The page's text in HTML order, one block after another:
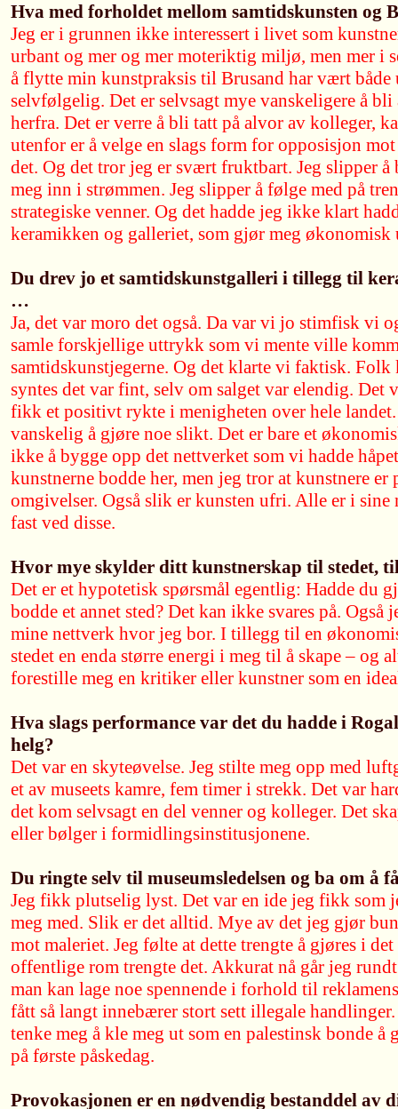
Hva med forholdet mellom samtidskunsten og
Jeg er i grunnen ikke interessert i livet som
urbant og mer og mer moteriktig miljø, men mer i
å flytte min kunstpraksis til Brusand har vært både
selvfølgelig. Det er selvsagt mye vanskeligere å
herfra. Det er verre å bli tatt på alvor av kolleger,
utenfor er å velge en slags form for opposisjon
det. Og det tror jeg er svært fruktbart. Jeg slipper å
meg inn i strømmen. Jeg slipper å følge med på
strategiske venner. Og det hadde jeg ikke klart
keramikken og galleriet, som gjør meg økonomisk
Du drev jo et samtidskunstgalleri i tillegg til
…
Ja, det var moro det også. Da var vi jo stimfisk vi
samle forskjellige uttrykk som vi mente ville
samtidskunstjegerne. Og det klarte vi faktisk.
syntes det var fint, selv om salget var elendig.
fikk et positivt rykte i menigheten over hele
vanskelig å gjøre noe slikt. Det er bare et
ikke å bygge opp det nettverket som vi hadde
kunstnerne bodde her, men jeg tror at kunstnere er
omgivelser. Også slik er kunsten ufri. Alle er i sine
fast ved disse.
Hvor mye skylder ditt kunstnerskap til stedet,
Det er et hypotetisk spørsmål egentlig: Hadde du
bodde et annet sted? Det kan ikke svares på. Også
mine nettverk hvor jeg bor. I tillegg til en
stedet en enda større energi i meg til å skape – og
forestille meg en kritiker eller kunstner som en
Hva slags performance var det du hadde i
helg?
Det var en skyteøvelse. Jeg stilte meg opp med
et av museets kamre, fem timer i strekk. Det var
det kom selvsagt en del venner og kolleger. Det
eller bølger i formidlingsinstitusjonene.
Du ringte selv til museumsledelsen og ba om å
Jeg fikk plutselig lyst. Det var en ide jeg fikk som
meg med. Slik er det alltid. Mye av det jeg gjør
mot maleriet. Jeg følte at dette trengte å gjøres i
offentlige rom trengte det. Akkurat nå går jeg
man kan lage noe spennende i forhold til
fått så langt innebærer stort sett illegale
tenke meg å kle meg ut som en palestinsk bonde å
på første påskedag.
Provokasjonen er en nødvendig bestanddel av